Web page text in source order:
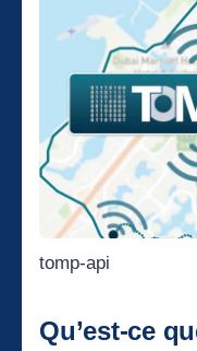
tomp-api
Qu’est-ce